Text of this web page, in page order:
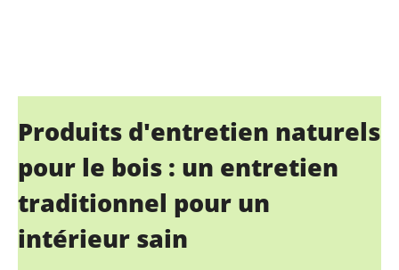
Produits d'entretien naturels
pour le bois : un entretien
traditionnel pour un
intérieur sain